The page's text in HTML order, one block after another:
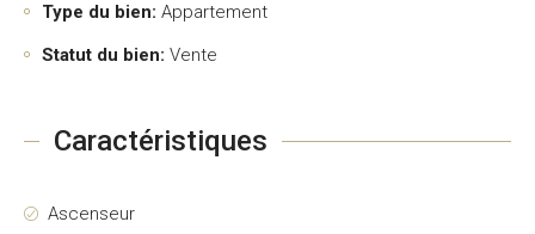
Type du bien: Appartement
Statut du bien: Vente
Caractéristiques
Ascenseur